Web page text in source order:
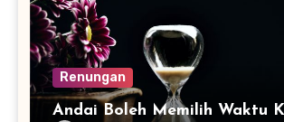
Renungan
Andai Boleh Memilih Waktu